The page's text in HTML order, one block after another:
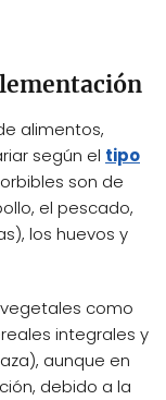
alimentos,
según el tipo
son de
el pescado,
los huevos y
como
integrales y
aunque en
debido a la